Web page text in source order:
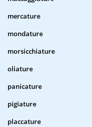
mercature
mondature
morsicchiature
oliature
panicature
pigiature
placcature